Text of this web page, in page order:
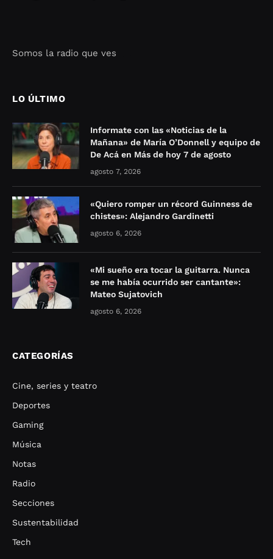
Somos la radio que ves
LO ÚLTIMO
Informate con las «Noticias de la
Mañana» de María O’Donnell y equipo de
De Acá en Más de hoy 7 de agosto
agosto 7, 2026
«Quiero romper un récord Guinness de
chistes»: Alejandro Gardinetti
agosto 6, 2026
«Mi sueño era tocar la guitarra. Nunca
se me había ocurrido ser cantante»:
Mateo Sujatovich
agosto 6, 2026
CATEGORÍAS
Cine, series y teatro
Deportes
Gaming
Música
Notas
Radio
Secciones
Sustentabilidad
Tech